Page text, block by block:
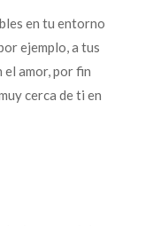
en tu entorno
ejemplo, a tus
el amor, por fin
cerca de ti en